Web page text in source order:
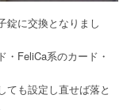
錠に交換となりまし
FeliCa系のカード・
ても設定し直せば落と